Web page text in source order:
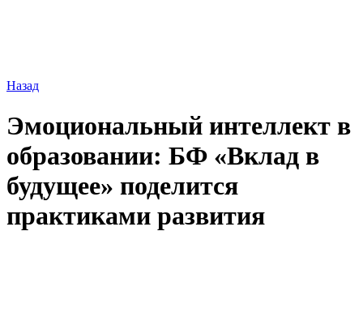
Назад
Эмоциональный интеллект в
образовании: БФ «Вклад в
будущее» поделится
практиками развития